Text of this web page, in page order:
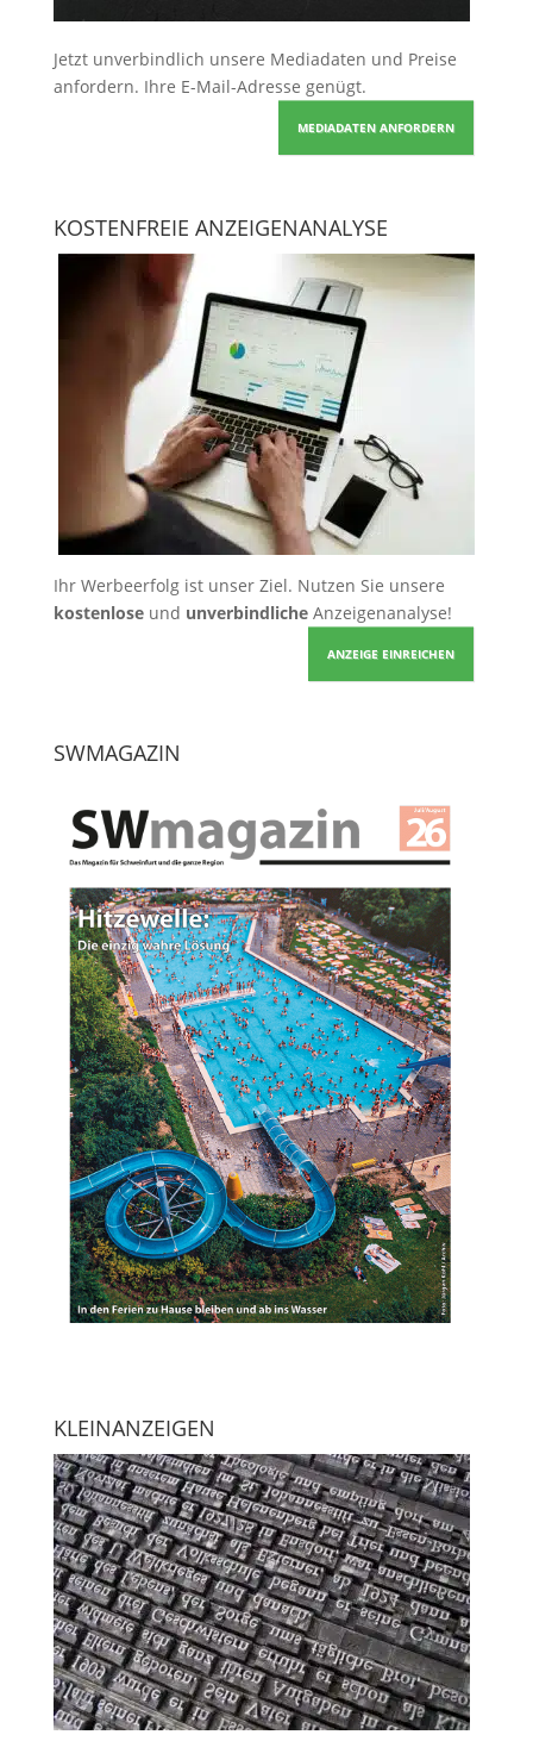
Jetzt unverbindlich unsere Mediadaten und Preise
anfordern. Ihre E-Mail-Adresse genügt.
MEDIADATEN ANFORDERN
KOSTENFREIE ANZEIGENANALYSE
Ihr Werbeerfolg ist unser Ziel. Nutzen Sie unsere
kostenloseund unverbindlicheAnzeigenanalyse!
ANZEIGE EINREICHEN
SWMAGAZIN
KLEINANZEIGEN